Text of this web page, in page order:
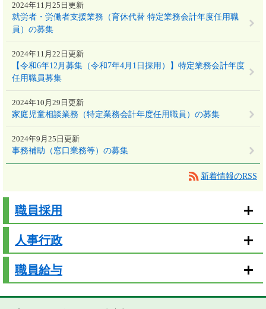
就労者・労働者支援業務（育休代替 特定業務会計年度任用職
員）の募集
2024年11月25日更新
【令和6年12月募集（令和7年4月1日採用）】特定業務会計年度
任用職員募集
2024年11月22日更新
家庭児童相談業務（特定業務会計年度任用職員）の募集
2024年10月29日更新
事務補助（窓口業務等）の募集
2024年9月25日更新
新着情報のRSS
職員採用
人事行政
職員給与